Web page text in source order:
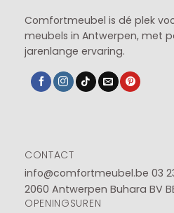
Comfortmeubel is dé plek
meubels in Antwerpen, met
jarenlange ervaring.
CONTACT
info@comfortmeubel.be 03
2060 Antwerpen Buhara BV
OPENINGSUREN